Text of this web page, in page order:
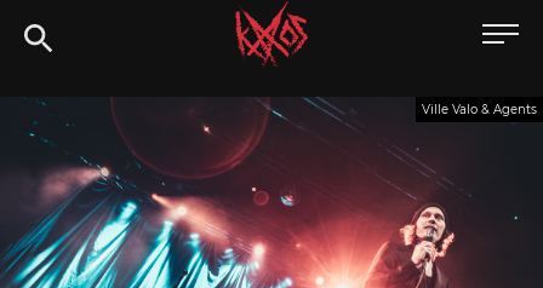
Siirry
suoraan
Kaaoszine
Ville Valo & Agents